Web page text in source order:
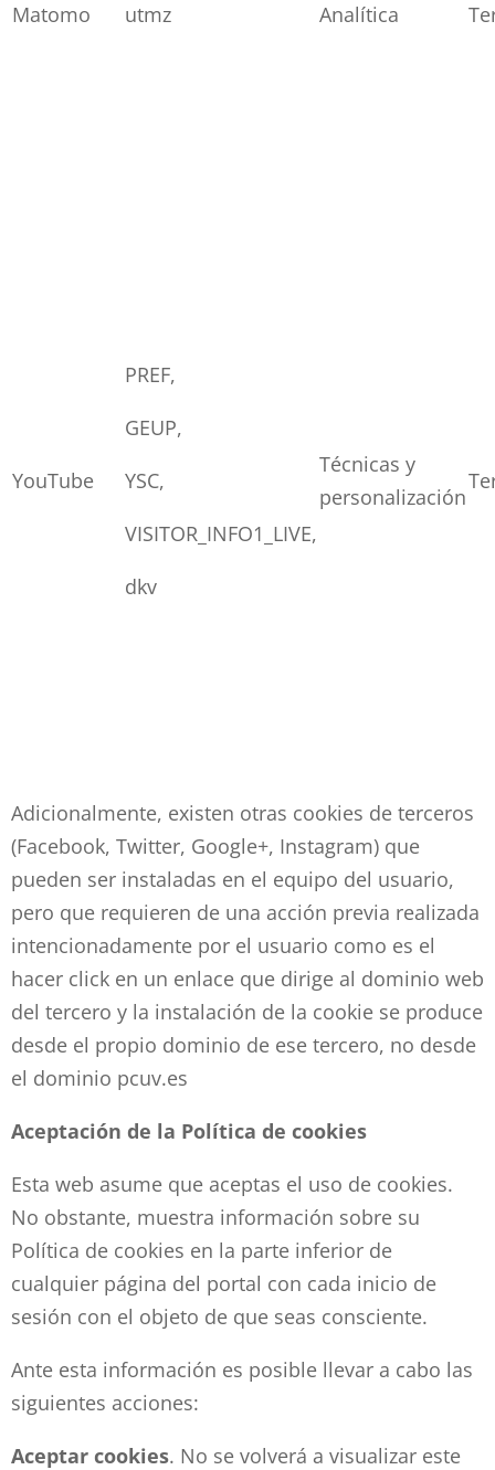
Matomo utmz Analítica
YouTube
PREF,
GEUP,
YSC,
VISITOR_INFO1_LIVE,
dkv
Técnicas y
personalización
Adicionalmente, existen otras cookies de terceros
(Facebook, Twitter, Google+, Instagram) que
pueden ser instaladas en el equipo del usuario,
pero que requieren de una acción previa realizada
intencionadamente por el usuario como es el
hacer click en un enlace que dirige al dominio web
del tercero y la instalación de la cookie se produce
desde el propio dominio de ese tercero, no desde
el dominio pcuv.es
Aceptación de la Política de cookies
Esta web asume que aceptas el uso de cookies.
No obstante, muestra información sobre su
Política de cookies en la parte inferior de
cualquier página del portal con cada inicio de
sesión con el objeto de que seas consciente.
Ante esta información es posible llevar a cabo las
siguientes acciones:
Aceptar cookies. No se volverá a visualizar este